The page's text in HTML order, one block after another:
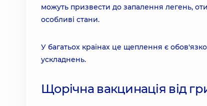
можуть призвести до запалення легень,
особливі стани.
У багатьох країнах це щеплення є
ускладнень.
Щорічна вакцинація від